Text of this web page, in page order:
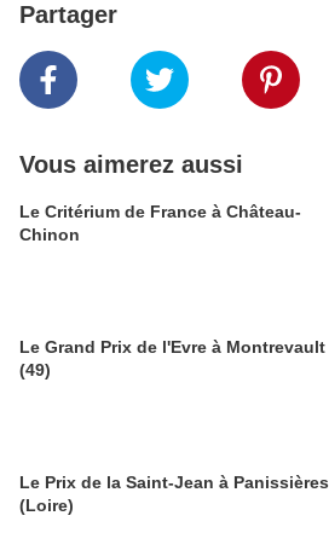
Partager
Vous aimerez aussi
Le Critérium de France à Château-
Chinon
Le Grand Prix de l'Evre à Montrevault
(49)
Le Prix de la Saint-Jean à Panissières
(Loire)